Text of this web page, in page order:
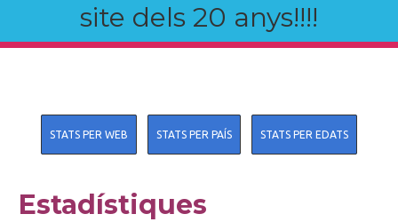
site dels 20 anys!!!!
STATS PER WEB STATS PER PAÍS STATS PER EDATS
Estadístiques